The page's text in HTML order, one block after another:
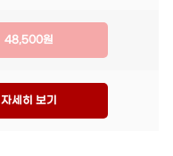
48,500원
자세히 보기